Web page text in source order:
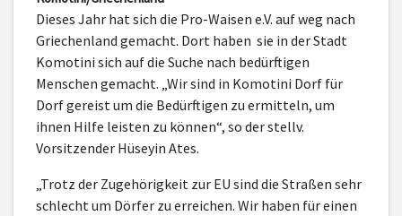
Dieses Jahr hat sich die Pro-Waisen e.V. auf weg nach
Griechenland gemacht. Dort haben sie in der Stadt
Komotini sich auf die Suche nach bedürftigen
Menschen gemacht. „Wir sind in Komotini Dorf für
Dorf gereist um die Bedürftigen zu ermitteln, um
ihnen Hilfe leisten zu können“, so der stellv.
Vorsitzender Hüseyin Ates.
„Trotz der Zugehörigkeit zur EU sind die Straßen sehr
schlecht um Dörfer zu erreichen. Wir haben für einen